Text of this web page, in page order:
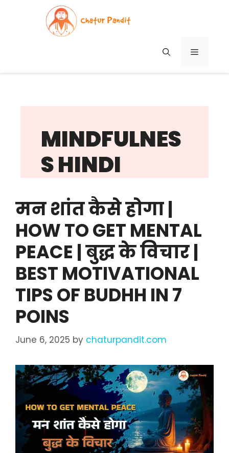
MENU
MINDFULNES
S HINDI
मन शांत कैसे होगा |
HOW TO GET MENTAL
PEACE | बुद्ध के विचार |
BEST MOTIVATIONAL
TIPS OF BUDHH IN 7
POINS
June 6, 2025 by chaturpandit.com